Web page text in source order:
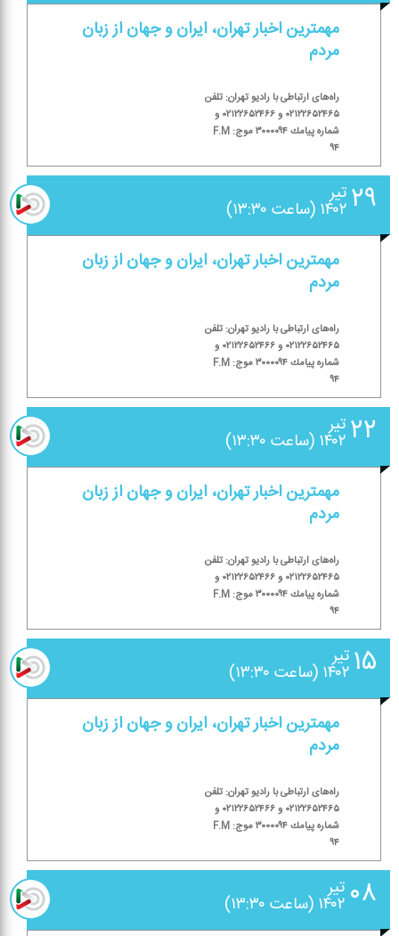
مهمترین اخبار تهران، ایران و جهان از زبان
مردم
راه‌های ارتباطی با رادیو تهران: تلفن
۰۲۱۲۲۶۵۲۴۶۵ و ۰۲۱۲۲۶۵۲۴۶۶ و
شماره پیامك ۳۰۰۰۰۹۴ موج: F.M
۹۴
۲۹تیر
۱۴۰۲ (ساعت ۱۳:۳۰)
مهمترین اخبار تهران، ایران و جهان از زبان
مردم
راه‌های ارتباطی با رادیو تهران: تلفن
۰۲۱۲۲۶۵۲۴۶۵ و ۰۲۱۲۲۶۵۲۴۶۶ و
شماره پیامك ۳۰۰۰۰۹۴ موج: F.M
۹۴
۲۲تیر
۱۴۰۲ (ساعت ۱۳:۳۰)
مهمترین اخبار تهران، ایران و جهان از زبان
مردم
راه‌های ارتباطی با رادیو تهران: تلفن
۰۲۱۲۲۶۵۲۴۶۵ و ۰۲۱۲۲۶۵۲۴۶۶ و
شماره پیامك ۳۰۰۰۰۹۴ موج: F.M
۹۴
۱۵تیر
۱۴۰۲ (ساعت ۱۳:۳۰)
مهمترین اخبار تهران، ایران و جهان از زبان
مردم
راه‌های ارتباطی با رادیو تهران: تلفن
۰۲۱۲۲۶۵۲۴۶۵ و ۰۲۱۲۲۶۵۲۴۶۶ و
شماره پیامك ۳۰۰۰۰۹۴ موج: F.M
۹۴
۰۸ تیر
۱۴۰۲ (ساعت ۱۳:۳۰)